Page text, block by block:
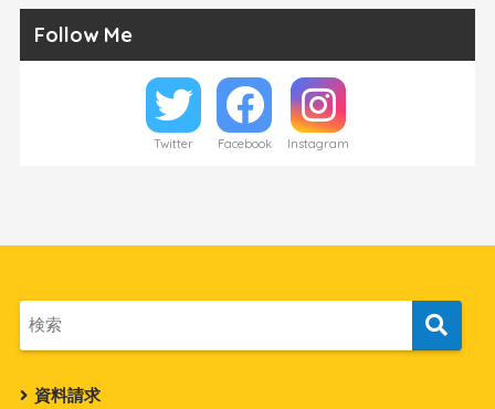
Follow Me
Twitter Facebook Instagram
資料請求